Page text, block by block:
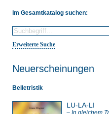
Im Gesamtkatalog suchen:
Erweiterte Suche
Neuerscheinungen
Belletristik
LU-LA-LI
– In gleichem